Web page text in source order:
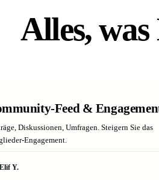
Alles,
Feed &
Diskussionen, Umfragen. Steigern Sie das
Engagement.
Elif Y.